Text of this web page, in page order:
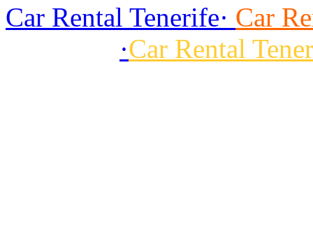
Car Rental Tenerife· Car
·Car Rental